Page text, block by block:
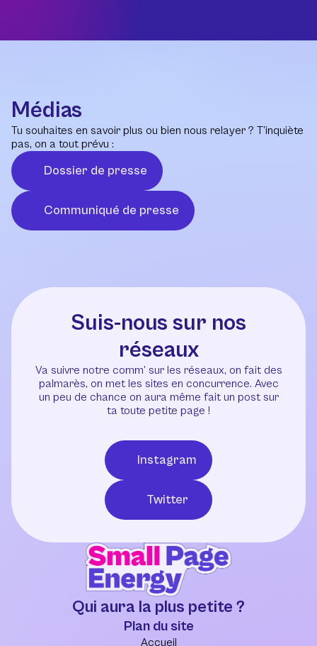
Médias
Tu souhaites en savoir plus ou bien nous relayer ? T’inquiète
pas, on a tout prévu :
Dossier de presse
Communiqué de presse
Suis-nous sur nos
réseaux
Va suivre notre comm’ sur les réseaux, on fait des
palmarès, on met les sites en concurrence. Avec
un peu de chance on aura même fait un post sur
ta toute petite page !
Instagram
Twitter
Qui aura la plus petite ?
Plan du site
Accueil